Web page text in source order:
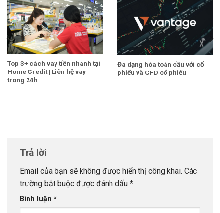
Top 3+ cách vay tiền nhanh tại
Home Credit | Liên hệ vay
trong 24h
Đa dạng hóa toàn cầu với cổ
phiếu và CFD cổ phiếu
Trả lời
Email của bạn sẽ không được hiển thị công khai. Các
trường bắt buộc được đánh dấu *
Bình luận *